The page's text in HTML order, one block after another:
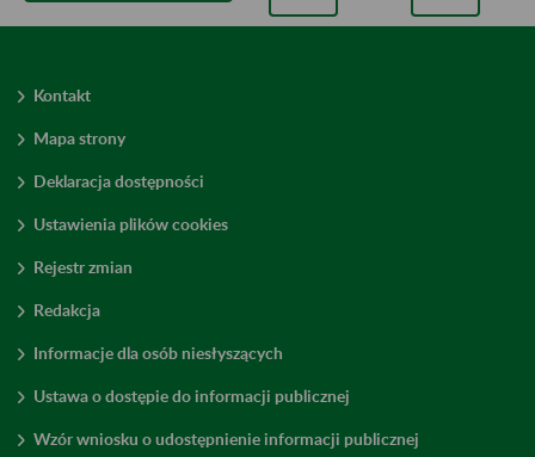
Kontakt
Mapa strony
Deklaracja dostępności
Ustawienia plików cookies
Rejestr zmian
Redakcja
Informacje dla osób niesłyszących
Ustawa o dostępie do informacji publicznej
Wzór wniosku o udostępnienie informacji publicznej